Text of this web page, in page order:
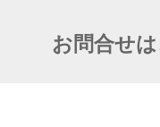
お問合せ